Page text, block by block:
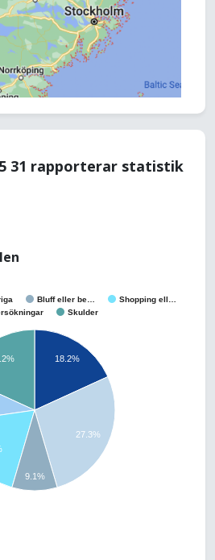
31 rapporterar statistik
Bluff eller be…
Shopping ell…
Skulder
18.2%
27.3%
9.1%